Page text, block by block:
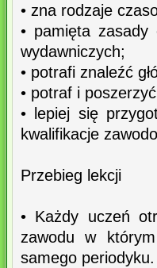
• zna rodzaje
• pamięta zasady
wydawniczych;
• potrafi znaleźć
• potraf i
• lepiej się
kwalifikacje
Przebieg lekcji
• Każdy uczeń
zawodu w
samego periodyku.